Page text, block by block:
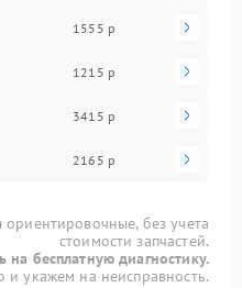
1555 р
1215 р
3415 р
2165 р
без учета
стоимости запчастей.
на бесплатную диагностику.
укажем на неисправность.